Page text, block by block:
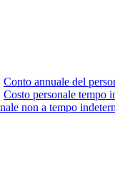
Conto annuale del
Costo personale tempo
non a tempo